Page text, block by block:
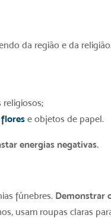
da região e da
religiosos;
flores e objetos de papel.
energias negativas.
fúnebres. Demonstrar
usam roupas claras